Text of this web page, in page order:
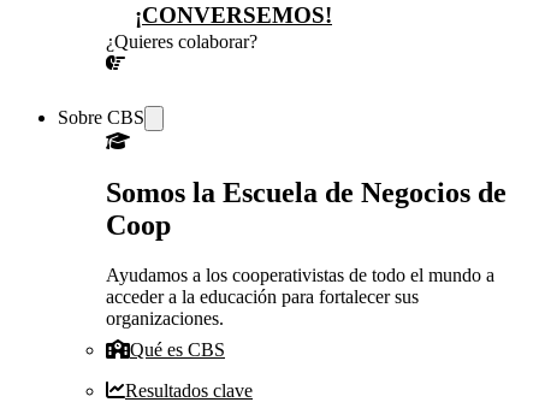
¡CONVERSEMOS!
¿Quieres colaborar?
Sobre CBS
Somos la Escuela de Negocios de
Coop
Ayudamos a los cooperativistas de todo el mundo a
acceder a la educación para fortalecer sus
organizaciones.
Qué es CBS
Resultados clave